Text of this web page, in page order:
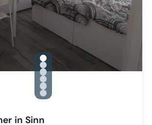
gallery.slide_selector
Zu Slide 1 wechseln
Zu Slide 2 wechseln
Zu Slide 3 wechseln
Zu Slide 4 wechseln
Zu Slide 5 wechseln
Zu Slide 6 wechseln
in Sinn